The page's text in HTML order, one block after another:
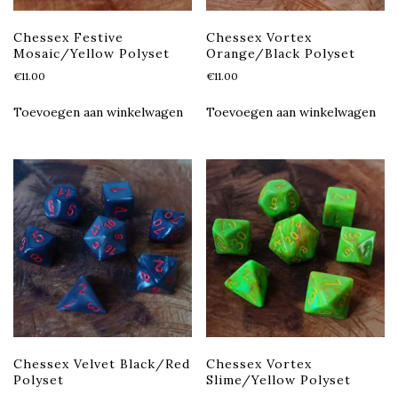
Chessex Festive
Mosaic/Yellow Polyset
€11.00
Toevoegen aan winkelwagen
Chessex Vortex
Orange/Black Polyset
€11.00
Toevoegen aan winkelwagen
Chessex Velvet Black/Red
Polyset
Chessex Vortex
Slime/Yellow Polyset